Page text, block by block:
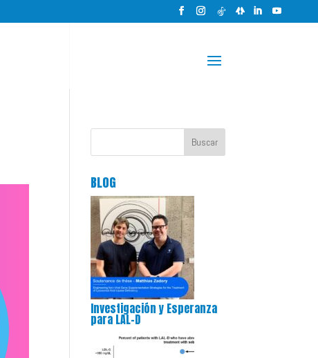
Buscar
BLOG
Investigación y Esperanza
para LAL-D